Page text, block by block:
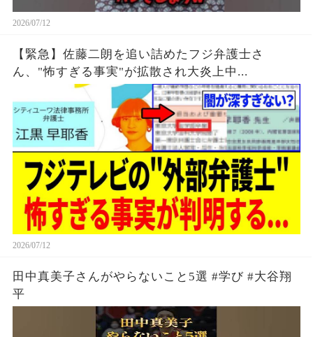
2026/07/12
【緊急】佐藤二朗を追い詰めたフジ弁護士さ
ん、"怖すぎる事実"が拡散され大炎上中...
2026/07/12
田中真美子さんがやらないこと5選 #学び #大谷翔
平